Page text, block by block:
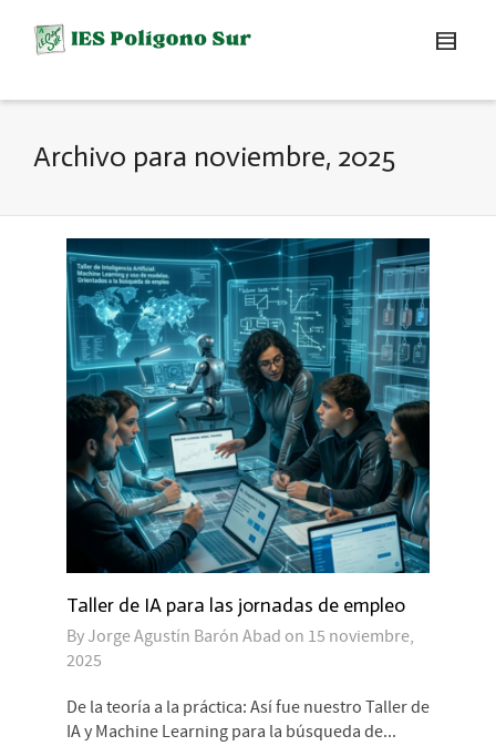
Archivo para noviembre, 2025
Taller de IA para las jornadas de empleo
ByJorge Agustín Barón Abad on 15 noviembre,
2025
De la teoría a la práctica: Así fue nuestro Taller de
IA y Machine Learning para la búsqueda de...